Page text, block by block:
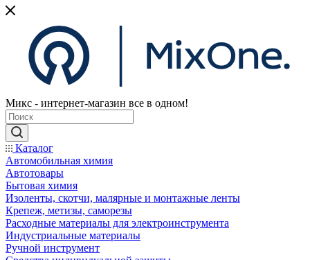
Микс - интернет-магазин все в одном!
Каталог
Автомобильная химия
Автотовары
Бытовая химия
Изоленты, скотчи, малярные и монтажные ленты
Крепеж, метизы, саморезы
Расходные материалы для электроинструмента
Индустриальные материалы
Ручной инструмент